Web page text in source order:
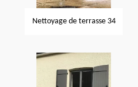
Nettoyage de terrasse 34